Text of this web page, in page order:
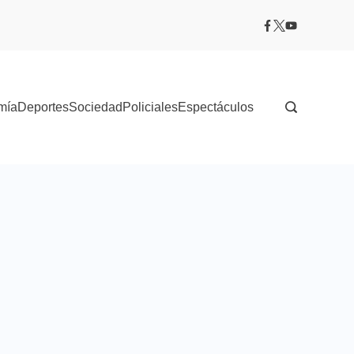
DeportesSociedad PolicialesEspectáculos